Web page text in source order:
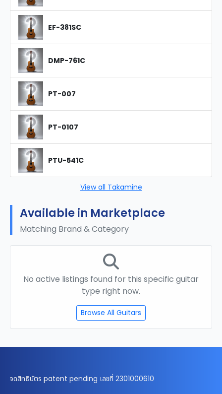
EF-381SC
DMP-761C
PT-007
PT-0107
PTU-541C
View all Takamine
Available in Marketplace
Matching Brand & Category
No active listings found for this specific guitar
type right now.
Browse All Guitars
จดสิทธิบัตร patent pending เลขที่ 2301000610